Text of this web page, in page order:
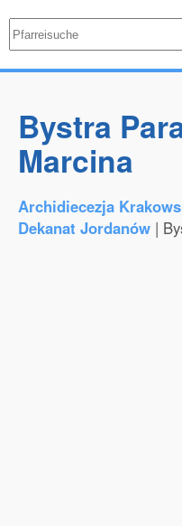
Bystra
Marcina
Archidiecezja
Dekanat Jordanów |